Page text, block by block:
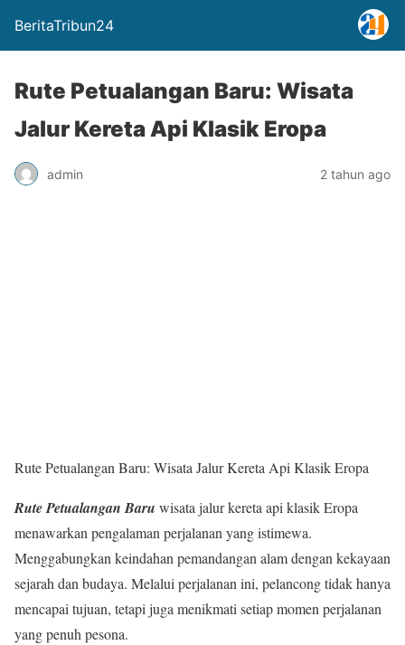
BeritaTribun24
Rute Petualangan Baru: Wisata
Jalur Kereta Api Klasik Eropa
admin 2 tahun ago
Rute Petualangan Baru: Wisata Jalur Kereta Api Klasik Eropa
Rute Petualangan Baru wisata jalur kereta api klasik Eropa
menawarkan pengalaman perjalanan yang istimewa.
Menggabungkan keindahan pemandangan alam dengan kekayaan
sejarah dan budaya. Melalui perjalanan ini, pelancong tidak hanya
mencapai tujuan, tetapi juga menikmati setiap momen perjalanan
yang penuh pesona.